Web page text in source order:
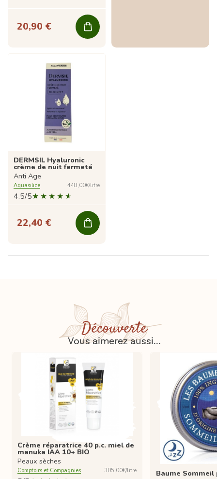
20,90 €
DERMSIL Hyaluronic
crème de nuit fermeté
Anti Age
Aquasilice 448,00€/litre
4.5/5
22,40 €
Découverte
Vous aimerez aussi...
Crème réparatrice 40 p.c. miel de
manuka IAA 10+ BIO
Peaux sèches
Comptoirs et Compagnies 305,00€/litre
Baume Sommeil